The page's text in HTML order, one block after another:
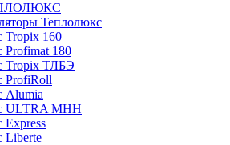
Теплолюкс
Tropix 160
Profimat 180
Tropix ТЛБЭ
ProfiRoll
Alumia
ULTRA МНН
Express
Liberte